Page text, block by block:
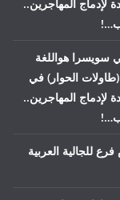
لإدماج المهاجرين..
سويسرا هواللغة
الحوار) في
لإدماج المهاجرين..
للجالية العربية